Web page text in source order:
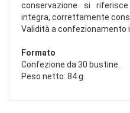
conservazione si
integra, correttamente
Validità a confezionamento
Formato
Confezione da 30 bustine.
Peso netto: 84 g.